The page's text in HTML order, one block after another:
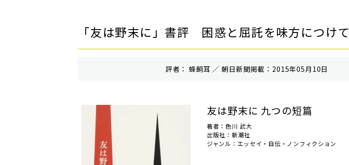
「友は野末に」書評 困惑と屈託を味方につけて
評者： 蜂飼耳 ／ 朝⽇新聞掲載：2015年05月10日
友は野末に 九つの短篇
著者：色川 武大
出版社：新潮社
ジャンル：エッセイ・自伝・ノンフィクション